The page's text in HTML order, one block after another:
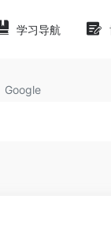
学习导航
Google